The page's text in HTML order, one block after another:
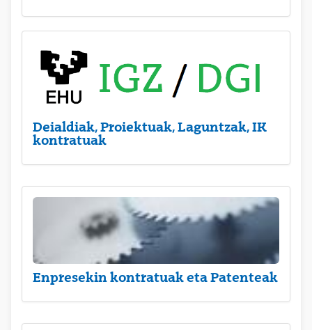
Deialdiak, Proiektuak, Laguntzak, IK
kontratuak
Enpresekin kontratuak eta Patenteak